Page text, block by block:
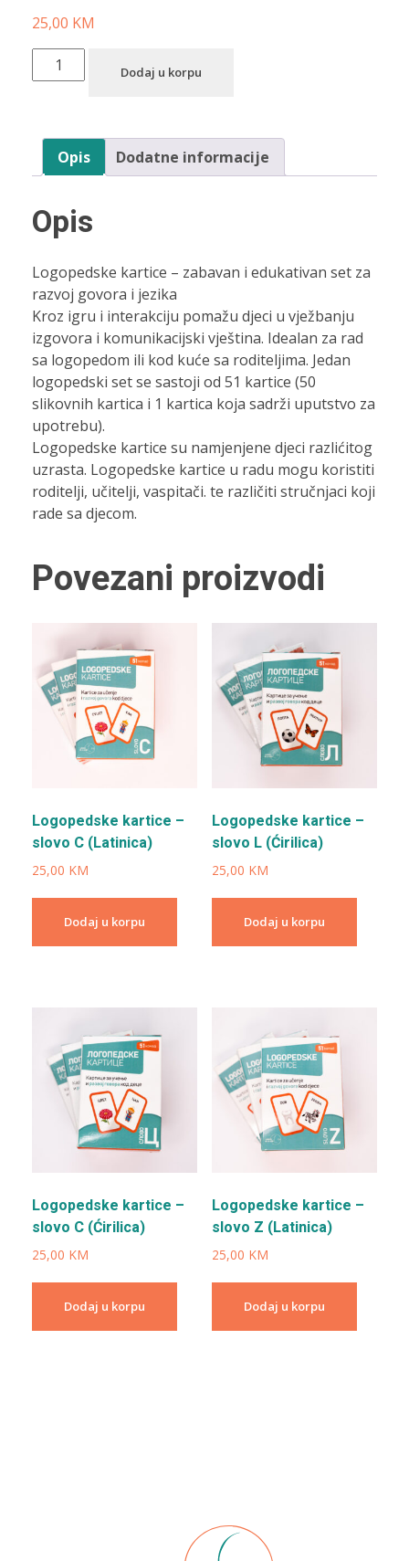
25,00 KM
Dodaj u korpu
Opis Dodatne informacije
Opis
Logopedske kartice – zabavan i edukativan set za
razvoj govora i jezika
Kroz igru i interakciju pomažu djeci u vježbanju
izgovora i komunikacijski vještina. Idealan za rad
sa logopedom ili kod kuće sa roditeljima. Jedan
logopedski set se sastoji od 51 kartice (50
slikovnih kartica i 1 kartica koja sadrži uputstvo za
upotrebu).
Logopedske kartice su namjenjene djeci razlićitog
uzrasta. Logopedske kartice u radu mogu koristiti
roditelji, učitelji, vaspitači. te različiti stručnjaci koji
rade sa djecom.
Povezani proizvodi
Logopedske kartice –
slovo C (Latinica)
25,00 KM
Dodaj u korpu
Logopedske kartice –
slovo L (Ćirilica)
25,00 KM
Dodaj u korpu
Logopedske kartice –
slovo C (Ćirilica)
25,00 KM
Dodaj u korpu
Logopedske kartice –
slovo Z (Latinica)
25,00 KM
Dodaj u korpu